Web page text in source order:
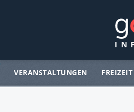
VERANSTALTUNGEN FREIZEIT